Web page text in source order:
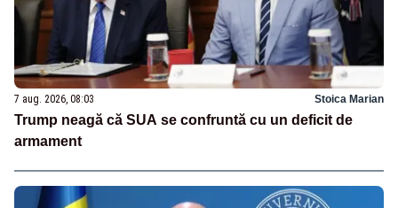
7 aug. 2026, 08:03 Stoica Marian
Trump neagă că SUA se confruntă cu un deficit de
armament